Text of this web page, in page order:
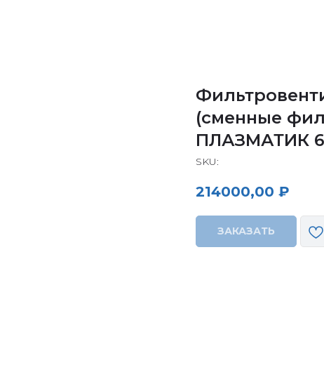
(сменные
ПЛАЗМАТИК
SKU:
214000,00 ₽
ЗАКАЗАТЬ